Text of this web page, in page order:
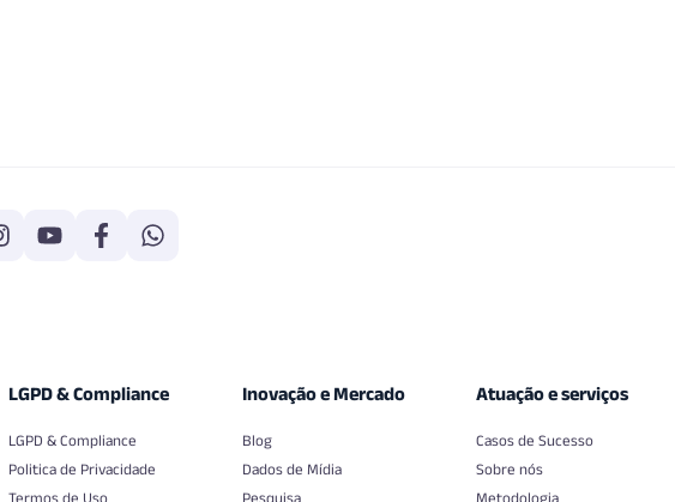
LGPD & Compliance
LGPD & Compliance
Politica de Privacidade
Termos de Uso
Inovação e Mercado
Blog
Dados de Mídia
Pesquisa
Atuação e serviços
Casos de Sucesso
Sobre nós
Metodologia